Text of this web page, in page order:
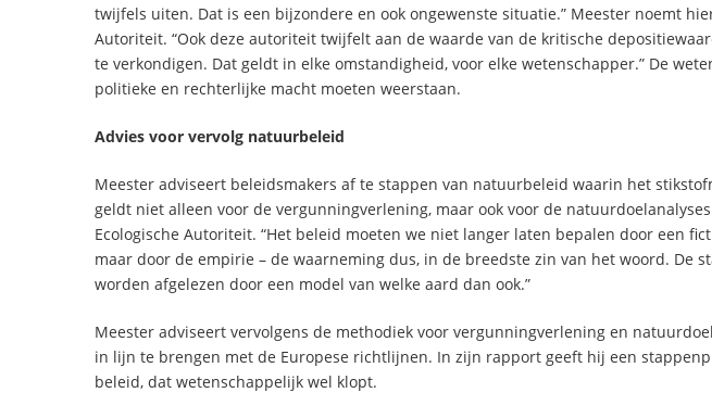
twijfels uiten. Dat is een bijzondere en ook ongewenste situatie.” Meester noemt
Autoriteit. “Ook deze autoriteit twijfelt aan de waarde van de kritische
te verkondigen. Dat geldt in elke omstandigheid, voor elke wetenschapper.” De
politieke en rechterlijke macht moeten weerstaan.
Advies voor vervolg natuurbeleid
Meester adviseert beleidsmakers af te stappen van natuurbeleid waarin het
geldt niet alleen voor de vergunningverlening, maar ook voor de
Ecologische Autoriteit. “Het beleid moeten we niet langer laten bepalen door een
maar door de empirie – de waarneming dus, in de breedste zin van het woord. De
worden afgelezen door een model van welke aard dan ook.”
Meester adviseert vervolgens de methodiek voor vergunningverlening en
in lijn te brengen met de Europese richtlijnen. In zijn rapport geeft hij een
beleid, dat wetenschappelijk wel klopt.